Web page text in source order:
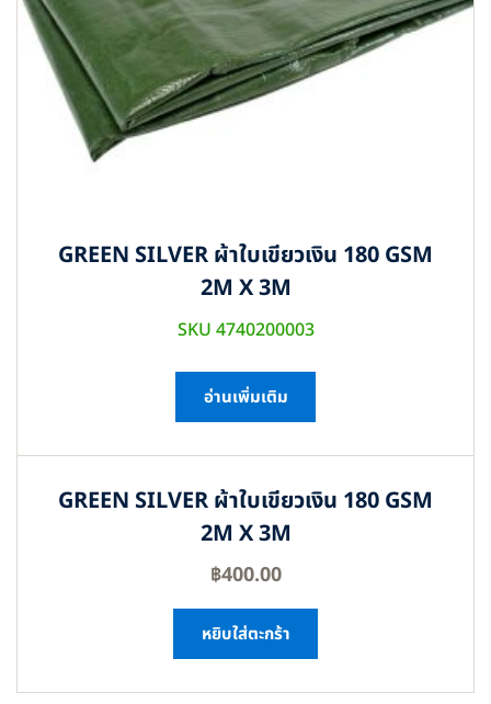
GREEN SILVER ผ้าใบเขียวเงิน 180 GSM
2M X 3M
SKU 4740200003
อ่านเพิ่มเติม
GREEN SILVER ผ้าใบเขียวเงิน 180 GSM
2M X 3M
฿400.00
หยิบใส่ตะกร้า